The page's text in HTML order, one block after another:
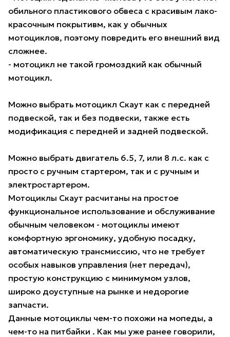
обильного пластикового обвеса с красивым лако-
красочным покрытивм, как у обычных
мотоциклов, поэтому повредить его внешний вид
сложнее.
- мотоцикл не такой громоздкий как обычный
мотоцикл.
Можно выбрать мотоцикл Скаут как с передней
подвеской, так и без подвески, также есть
модификация с передней и задней подвеской.
Можно выбрать двигатель 6.5, 7, или 8 л.с. как с
просто с ручным стартером, так и с ручным и
электростартером.
Мотоциклы Скаут расчитаны на простое
функциональное использование и обслуживание
обычным человеком - мотоциклы имеют
комфортную эргономику, удобную посадку,
автоматическую трансмиссию, что не требует
особых навыков управления (нет передач),
простую конструкцию с минимумом узлов,
широко доуступные на рынке и недорогие
запчасти.
Данные мотоциклы чем-то похожи на мопеды, а
чем-то на питбайки . Как мы уже ранее говорили,